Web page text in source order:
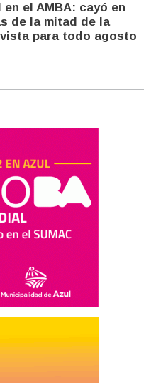
en el AMBA: cayó en
de la mitad de la
para todo agosto